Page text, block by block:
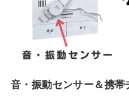
音・振動センサー＆携